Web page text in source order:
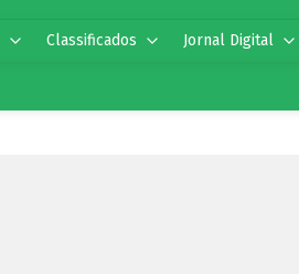
Classificados Jornal Digital